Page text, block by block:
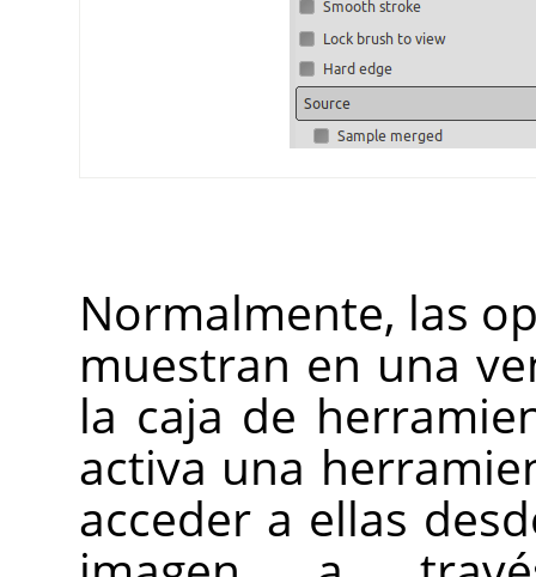
Normalmente, las
muestran en una
la caja de
activa una
acceder a ellas